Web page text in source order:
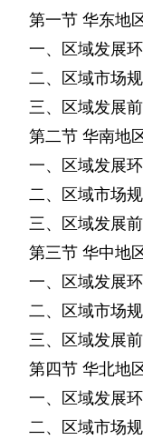
第一节 华东地
一、区域发展
二、区域市场
三、区域发展
第二节 华南地
一、区域发展
二、区域市场
三、区域发展
第三节 华中地
一、区域发展
二、区域市场
三、区域发展
第四节 华北地
一、区域发展
二、区域市场